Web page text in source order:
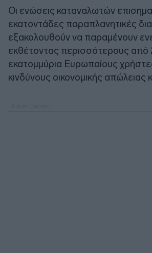
Οι ενώσεις καταναλωτών
εκατοντάδες παραπλανητικές
εξακολουθούν να παραμένουν
εκθέτοντας περισσότερους από
εκατομμύρια Ευρωπαίους
κινδύνους οικονομικής απώλειας